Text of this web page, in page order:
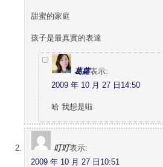
甜蜜的家庭
孩子是最真實的表達
葛蘿表示:
2009 年 10 月 27 日14:50
哈 我想是啦
叮叮表示:
2009 年 10 月 27 日10:51